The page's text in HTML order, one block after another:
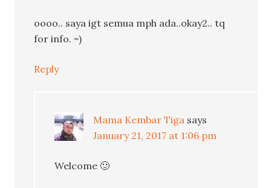
oooo.. saya igt semua mph ada..okay2.. tq
for info. =)
Reply
Mama Kembar Tiga says
January 21, 2017 at 1:06 pm
Welcome 🙂